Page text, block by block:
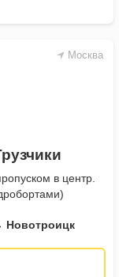
Москва
в центр.
Новотроицк